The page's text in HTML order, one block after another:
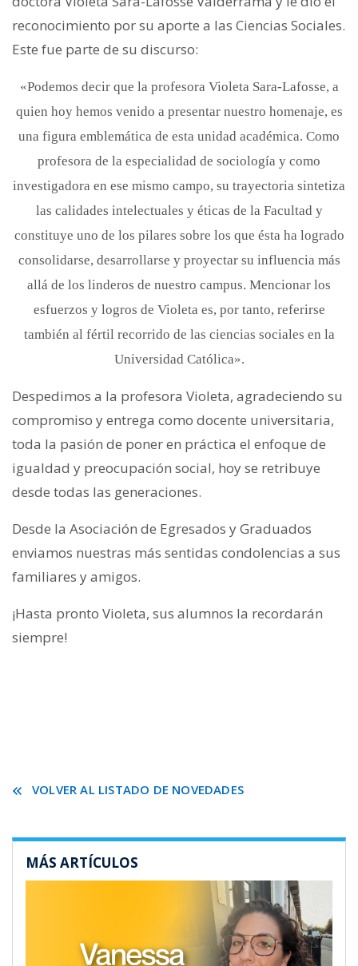
reconocimiento por su aporte a las Ciencias Sociales.
Este fue parte de su discurso:
«Podemos decir que la profesora Violeta Sara-Lafosse, a
quien hoy hemos venido a presentar nuestro homenaje, es
una figura emblemática de esta unidad académica. Como
profesora de la especialidad de sociología y como
investigadora en ese mismo campo, su trayectoria sintetiza
las calidades intelectuales y éticas de la Facultad y
constituye uno de los pilares sobre los que ésta ha logrado
consolidarse, desarrollarse y proyectar su influencia más
allá de los linderos de nuestro campus. Mencionar los
esfuerzos y logros de Violeta es, por tanto, referirse
también al fértil recorrido de las ciencias sociales en la
Universidad Católica».
Despedimos a la profesora Violeta, agradeciendo su
compromiso y entrega como docente universitaria,
toda la pasión de poner en práctica el enfoque de
igualdad y preocupación social, hoy se retribuye
desde todas las generaciones.
Desde la Asociación de Egresados y Graduados
enviamos nuestras más sentidas condolencias a sus
familiares y amigos.
¡Hasta pronto Violeta, sus alumnos la recordarán
siempre!
VOLVER AL LISTADO DE NOVEDADES
MÁS ARTÍCULOS